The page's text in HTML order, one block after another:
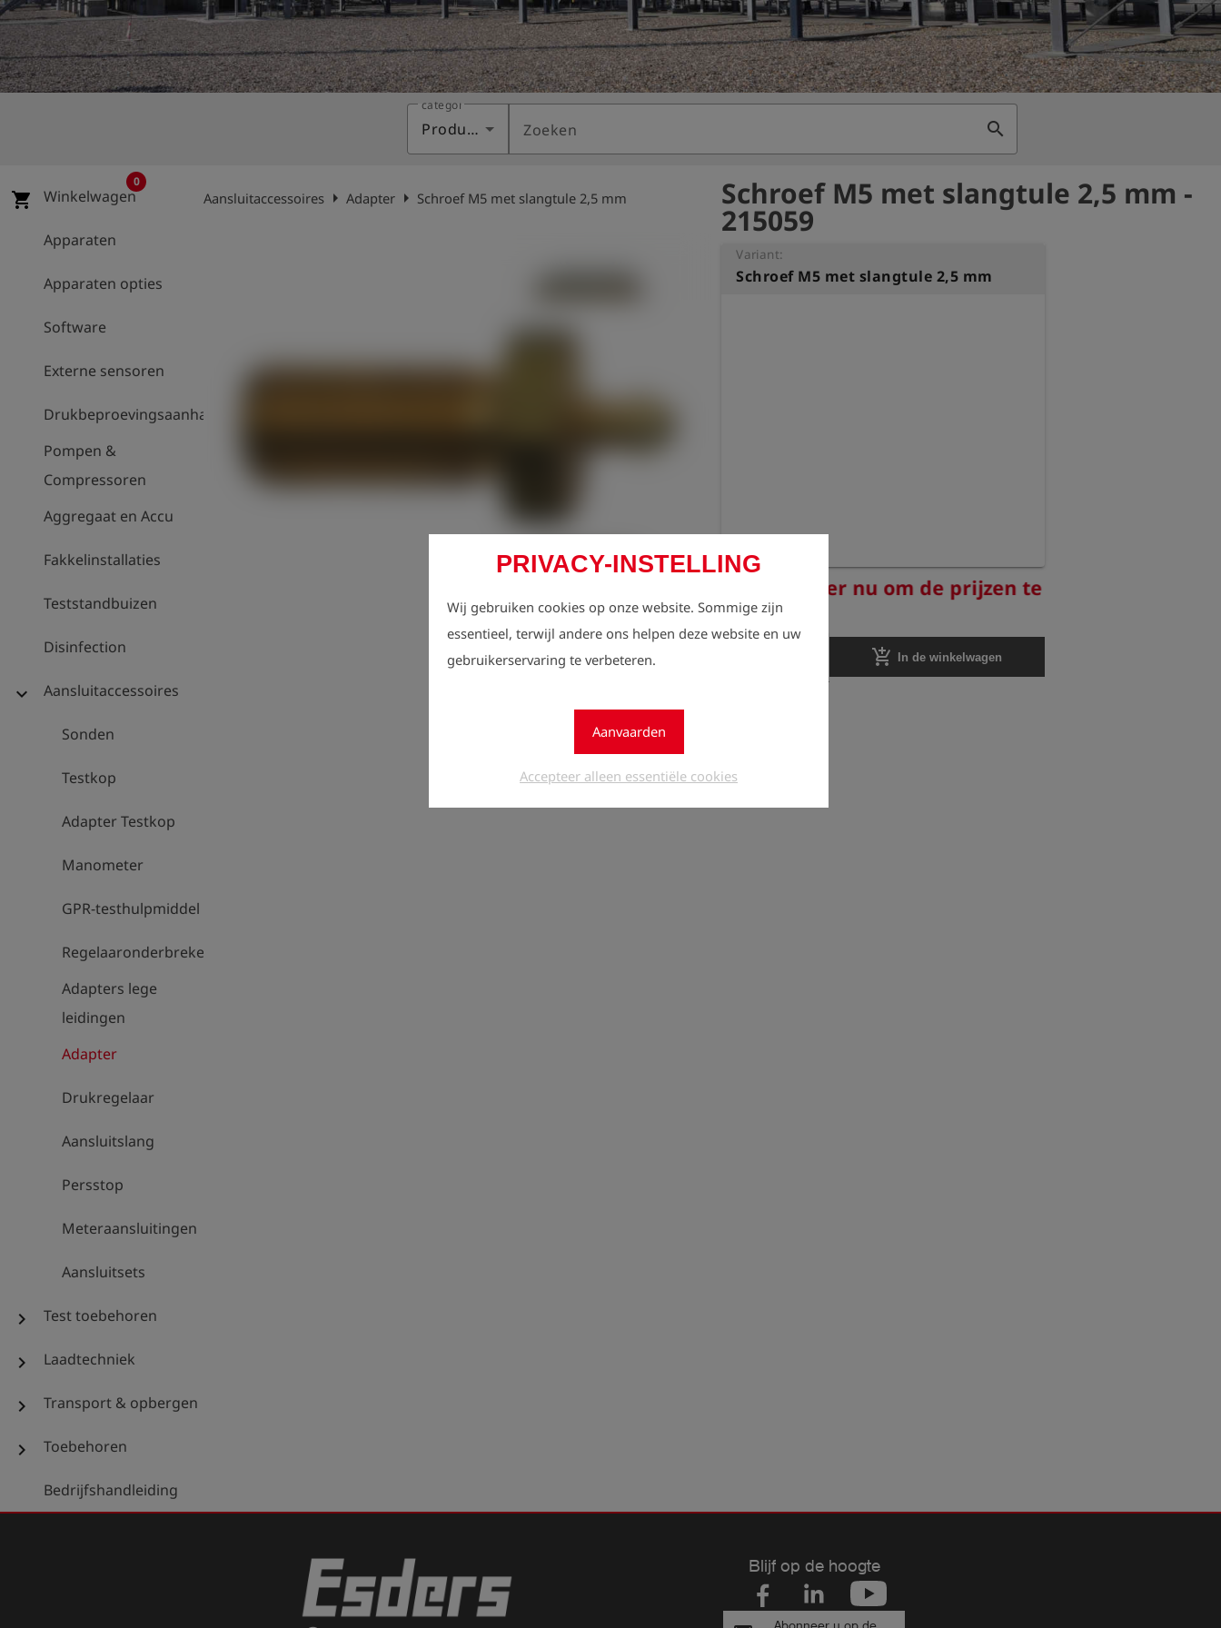
shieldRegistratie
PRIVACY-INSTELLING
Wij gebruiken cookies op onze website. Sommige zijn
essentieel, terwijl andere ons helpen deze website en uw
gebruikerservaring te verbeteren.
Aanvaarden
Accepteer alleen essentiële cookies
categorie
Producten Zoeken search
shopping_cart Winkelwagen
0
Apparaten
Apparaten opties
Software
Externe sensoren
Drukbeproevingsaanhanger
Pompen &
Compressoren
Aggregaat en Accu
Fakkelinstallaties
Teststandbuizen
Disinfection
expand_more Aansluitaccessoires
Sonden
Testkop
Adapter Testkop
Manometer
GPR-testhulpmiddel
Regelaaronderbrekers
Adapters lege
leidingen
Adapter
Drukregelaar
Aansluitslang
Persstop
Meteraansluitingen
Aansluitsets
chevron_right Test toebehoren
chevron_right Laadtechniek
chevron_right Transport & opbergen
chevron_right Toebehoren
Bedrijfshandleiding
Aansluitaccessoires arrow_right Adapter arrow_right Schroef M5 met slangtule 2,5 mm Schroef M5 met slangtule 2,5 mm -
215059
Variant:
Schroef M5 met slangtule 2,5 mm
lock Registreer nu om de prijzen te
zien.
Aantal
add_shopping_cart In de winkelwagen
Blijf op de hoogte
Abonneer u op de